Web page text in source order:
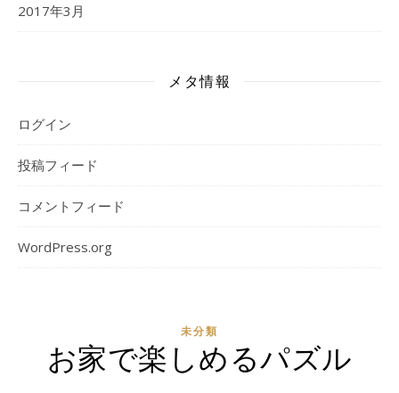
2017年3月
メタ情報
ログイン
投稿フィード
コメントフィード
WordPress.org
未分類
お家で楽しめるパズル